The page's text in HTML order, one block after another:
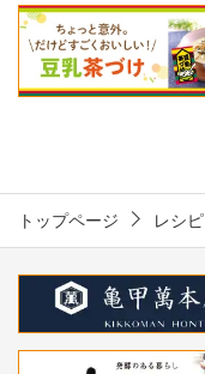
トップページ レシピ